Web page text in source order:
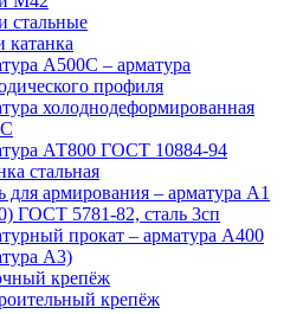
стальные
катанка
А500С – арматура
профиля
холоднодеформированная
АТ800 ГОСТ 10884-94
стальная
для армирования – арматура А1
ГОСТ 5781-82, сталь 3сп
прокат – арматура А400
А3)
крепёж
крепёж